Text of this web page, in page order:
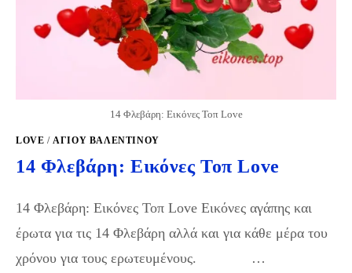
14 Φλεβάρη: Εικόνες Τοπ Love
LOVE / ΑΓΙΟΥ ΒΑΛΕΝΤΙΝΟΥ
14 Φλεβάρη: Εικόνες Τοπ Love
14 Φλεβάρη: Εικόνες Τοπ Love Εικόνες αγάπης και
έρωτα για τις 14 Φλεβάρη αλλά και για κάθε μέρα του
χρόνου για τους ερωτευμένους. …